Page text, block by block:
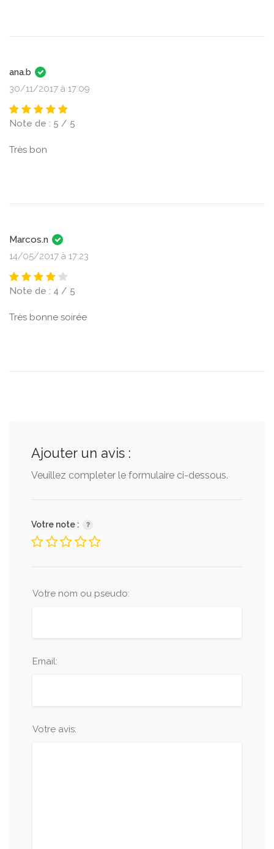
ana.b
30/11/2017 à 17:09
Note de : 5 / 5
Très bon
Marcos.n
14/05/2017 à 17:23
Note de : 4 / 5
Très bonne soirée
Ajouter un avis :
Veuillez completer le formulaire ci-dessous.
Votre note :
Votre nom ou pseudo:
Email:
Votre avis: